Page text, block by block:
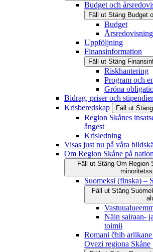
Budget och
Fäll ut Stäng Budget
Budget
Årsredovisning
Uppföljning
Finansinformation
Fäll ut Stäng
Riskhantering
Program och
Gröna
Bidrag, priser och stipendier
Krisberedskap
Fäll ut Stäng
Region Skånes
ångest
Krisledning
Visas just nu på våra
Om Region Skåne på
Fäll ut Stäng Om Region
Suomeksi (finska) –
Fäll ut Stäng
Näin sairaan-
toimii
Romani čhib
Ovezi regiona Skåne